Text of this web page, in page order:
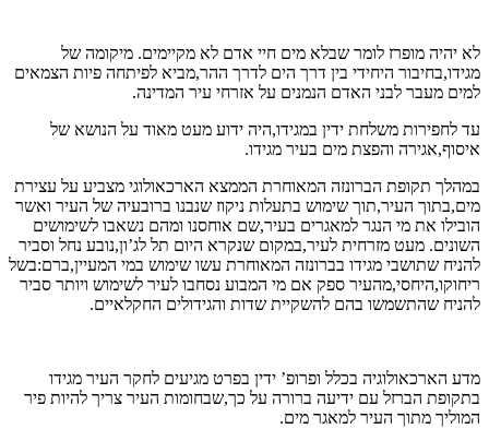
לא יהיה מופרז לומר שבלא מים חיי אדם לא מקיימים. מיקומה של
מגידו,בחיבור היחידי בין דרך הים לדרך ההר,מביא לפיתחה פיות הצמאים
למים מעבר לבני האדם הנמנים על אזרחי עיר המדינה.
עד לחפירות משלחת ידין במגידו,היה ידוע מעט מאוד על הנושא של
איסוף,אגירה והפצת מים בעיר מגידו.
במהלך תקופת הברונזה המאוחרת הממצא הארכאולוגי מצביע על עצירת
מים,בתוך העיר,תוך שימוש בתעלות ניקוז שנבנו ברובעיה של העיר ואשר
הובילו את מי הנגר למאגרים בעיר,שם אוחסנו ומהם נשאבו לשימושים
השונים. מעט מזרחית לעיר,במקום שנקרא היום תל לג’ון,נובע נחל וסביר
להניח שתושבי מגידו בברונזה המאוחרת עשו שימוש במי המעיין,ברם:בשל
ריחוקו,היחסי,מהעיר ספק אם מי המבוע נסחבו לעיר לשימוש ויותר סביר
להניח שהתשמשו בהם להשקיית שדות והגידולים החקלאיים.
מדע הארכאולוגיה בכלל ופרופ’ ידין בפרט מגיעים לחקר העיר מגידו
בתקופת הברזל עם ידיעה ברורה על כך,שבחומות העיר צריך להיות פיר
המוליך מתוך העיר למאגר מים.